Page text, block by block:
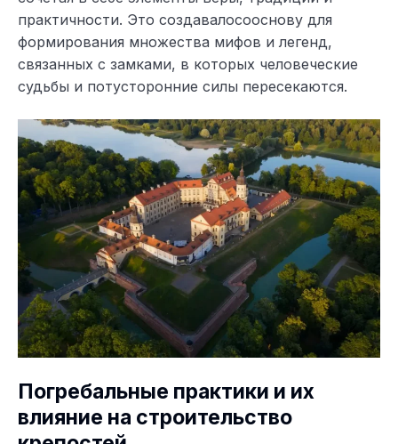
практичности. Это создавалосооснову для
формирования множества мифов и легенд,
связанных с замками, в которых человеческие
судьбы и потусторонние силы пересекаются.
Погребальные практики и их
влияние на строительство